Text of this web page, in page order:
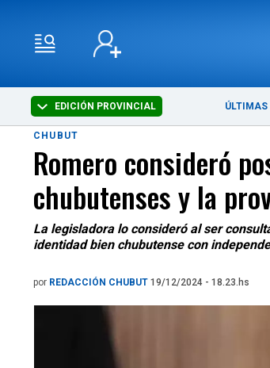
EDICIÓN PROVINCIAL
CHUBUT
Romero consideró
chubutenses y la
La legisladora lo consideró al ser
identidad bien chubutense con
por REDACCIÓN CHUBUT 19/12/2024 - 18.23.hs